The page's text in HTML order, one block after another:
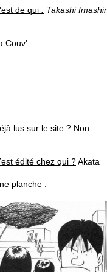
de qui : Takashi
Couv' :
lus sur le site ? Non
édité chez qui ?Akata
planche :